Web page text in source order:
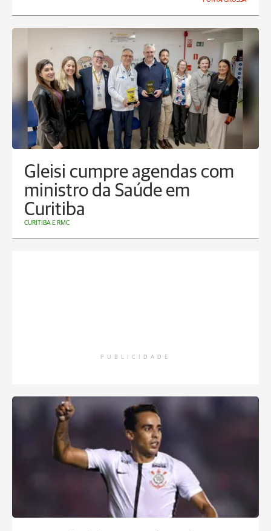
Gleisi cumpre agendas com
ministro da Saúde em
Curitiba
CURITIBA E RMC
PUBLICIDADE